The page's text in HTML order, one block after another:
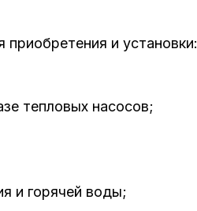
и установки:
тепловых насосов;
и горячей воды;